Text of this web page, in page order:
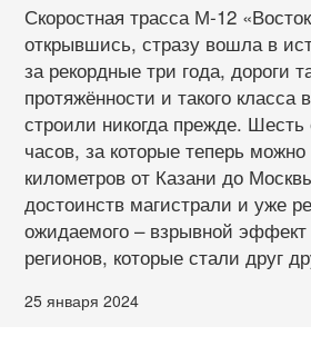
Скоростная трасса М‐12
открывшись, стразу вошла в
за рекордные три года, дороги
протяжённости и такого класса
строили никогда прежде.
часов, за которые теперь
километров от Казани до
достоинств магистрали и уже
ожидаемого – взрывной
регионов, которые стали друг
25 января 2024